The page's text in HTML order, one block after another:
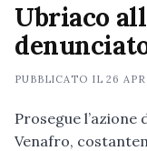
Ubriaco
PUBBLICATO IL26
Prosegue
Venafro,